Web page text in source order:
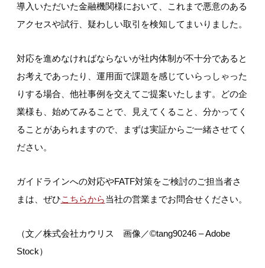
導入いただいた金融機関様において、これまで悪意のある
アクセスや試行、疑わしい取引を検知してまいりました。
対応を進めなければならないが社内体制が不十分であると
お考えであったり、運用面で課題を感じていらっしゃった
りする場合、他社事例を交えてご提案いたします。どの企
業様も、始めてみることで、見えてくること、分かってく
ることがあられますので、まずは実証からご一緒させてく
ださい。
ガイドラインへの対応やFATF対策をご検討のご担当者さ
まは、ぜひこちらから当社の営業までお問合せください。
（文／株式会社カウリス 画像／©tang90246 – Adobe
Stock）